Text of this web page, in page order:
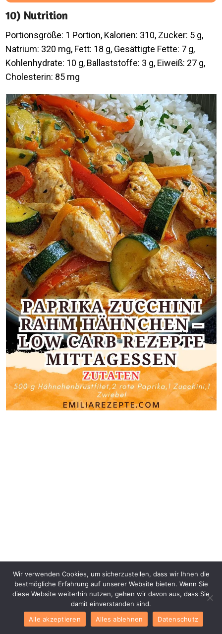
10) Nutrition
Portionsgröße: 1 Portion, Kalorien: 310, Zucker: 5 g,
Natrium: 320 mg, Fett: 18 g, Gesättigte Fette: 7 g,
Kohlenhydrate: 10 g, Ballaststoffe: 3 g, Eiweiß: 27 g,
Cholesterin: 85 mg
Wir verwenden Cookies, um sicherzustellen, dass wir Ihnen die
bestmögliche Erfahrung auf unserer Website bieten. Wenn Sie
diese Website weiterhin nutzen, gehen wir davon aus, dass Sie
damit einverstanden sind.
Alle akzeptieren
Alles ablehnen Datenschutz